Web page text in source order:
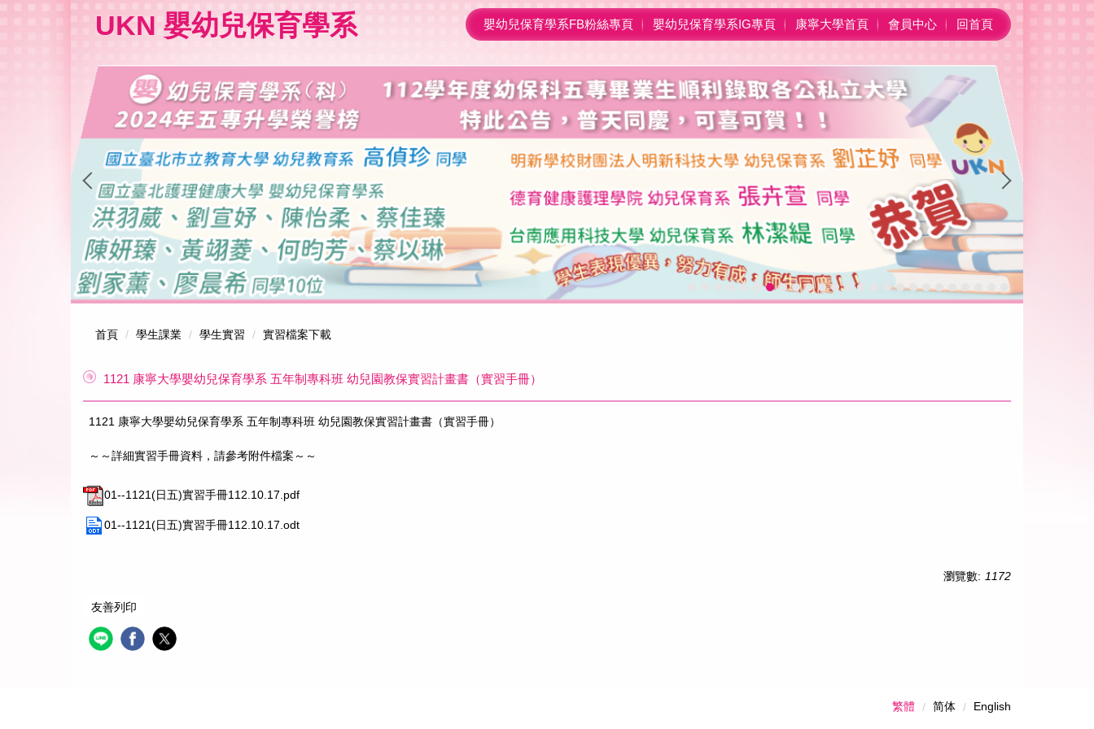
UKN 嬰幼兒保育學系 嬰幼兒保育學系FB粉絲專頁 嬰幼兒保育學系IG專頁 康寧大學首頁 會員中心 回首頁
首頁 學生課業 學生實習 實習檔案下載
1121 康寧大學嬰幼兒保育學系 五年制專科班 幼兒園教保實習計畫書（實習手冊）
1121 康寧大學嬰幼兒保育學系 五年制專科班 幼兒園教保實習計畫書（實習手冊）
～～詳細實習手冊資料，請參考附件檔案～～
01--1121(日五)實習手冊112.10.17.pdf
01--1121(日五)實習手冊112.10.17.odt
瀏覽數: 1172
友善列印
繁體 简体 English